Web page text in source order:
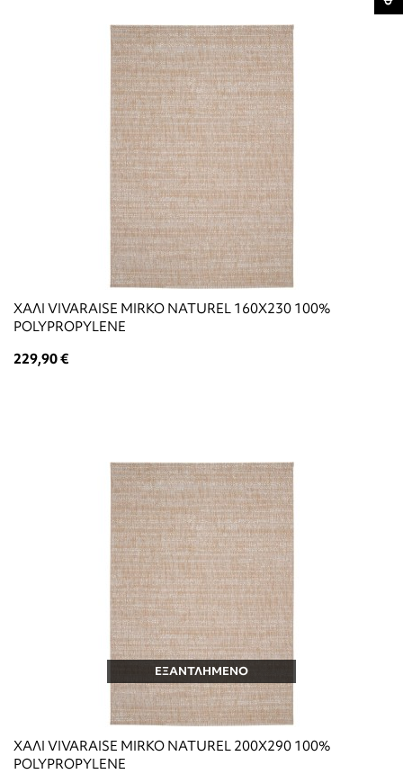
ΧΑΛΙ VIVARAISE MIRKO NATUREL 160X230 100%
POLYPROPYLENE
229,90 €
ΕΞΑΝΤΛΗΜΕΝΟ
ΧΑΛΙ VIVARAISE MIRKO NATUREL 200X290 100%
POLYPROPYLENE